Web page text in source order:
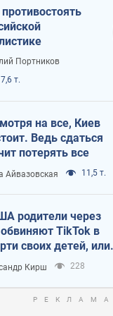
Портников
т.
на все, Киев
Ведь сдаться
потерять все
Айвазовская 11,5 т.
родители через
TikTok в
своих детей, или
КНР на молодежь
Кирш 228